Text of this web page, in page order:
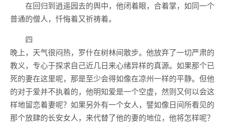
在回归到逍遥园去的舆中，他闭着眼，合着掌，如同一个
普通的僧人，忏悔着又祈祷着。
四
晚上，天气很闷热，罗什在树林间散步。他放弃了一切严肃的
教义，专心于探求自己近几日来心绪异样的真源。如果那个已
死的妻在这里呢，那是至少会得如像在凉州一样的平静。但他
的对于爱并不执着的，他明知爱是一个空虚，然则又何以会这
样地留恋着妻呢？如果另外有一个女人，譬如像日间所看见的
那个放肆的长安女人，来代替了他的妻的地位，他将怎样呢？